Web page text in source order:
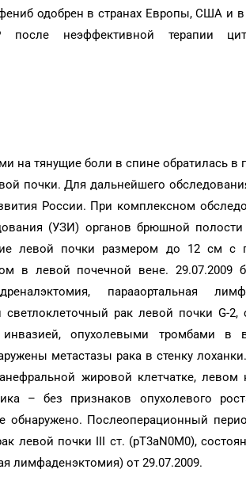
одобрен в странах Европы, США и в
неэффективной терапии
на тянущие боли в спине обратилась в
почки. Для дальнейшего
России. При комплексном
(УЗИ) органов брюшной
левой почки размером до 12 см с
в левой почечной вене. 29.07.2009
парааортальная
рак левой почки G-
опухолевыми тромбами в
метастазы рака в стенку
жировой клетчатке, левом
– без признаков опухолевого
обнаружено. Послеоперационный
левой почки III ст. (pT3аN0M0),
лимфаденэктомия) от 29.07.2009.